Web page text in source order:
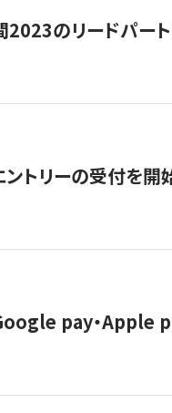
のリードパー
トリーの受付を開
Google pay・